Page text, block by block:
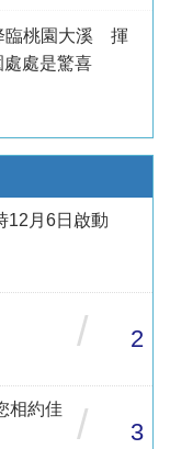
臨桃園大溪 揮
處是驚喜
12月6日啟動
/ 2
相約佳
/ 3